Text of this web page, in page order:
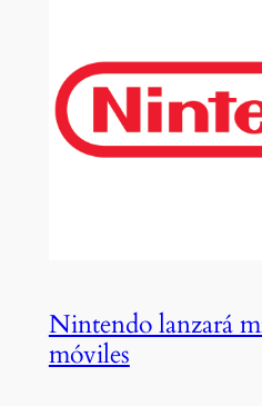
Nintendo lanzará
móviles